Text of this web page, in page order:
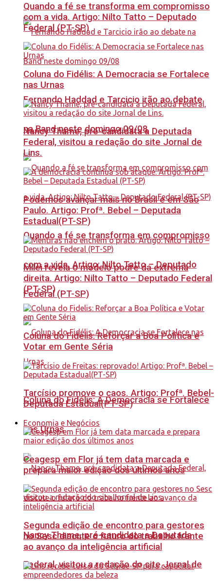
Fernando Haddad e Tarcicio irão ao debate
na Band neste domingo 09/08
Quando a fé se transforma em compromisso
com a vida. Artigo: Nilto Tatto – Deputado
Federal (PT-SP)
Coluna do Fidélis: A Democracia se Fortalece
nas Urnas
Nancy Thame, pré-candidata a Deputada
Federal, visitou a redação do site Jornal de
Quando a fé se transforma em compromisso
com a vida. Artigo: Nilto Tatto – Deputado
Federal (PT-SP)
Coluna do Fidélis: A Democracia se Fortalece
nas Urnas
Nancy Thame, pré-candidata a Deputada
Federal, visitou a redação do site Jornal de
Lins.
Podemos avançar mais no Brasil e em São
Paulo. Artigo: Profª. Bebel – Deputada
Estadual(PT-SP)
Milei revela o modelo podre da extrema
direita. Artigo: Nilto Tatto – Deputado Federal
(PT-SP)
Coluna do Fidelis: Reforçar a Boa Política e
Votar em Gente Séria
Tarcísio promove o caos. Artigo: Profª. Bebel-
Deputada Estadual(PT-SP)
Economia e Negócios
Ceagesp em Flor já tem data marcada e
prepara maior edição dos últimos anos
Segunda edição de encontro para gestores
no Sesc discute o futuro do trabalho frente
ao avanço da inteligência artificial